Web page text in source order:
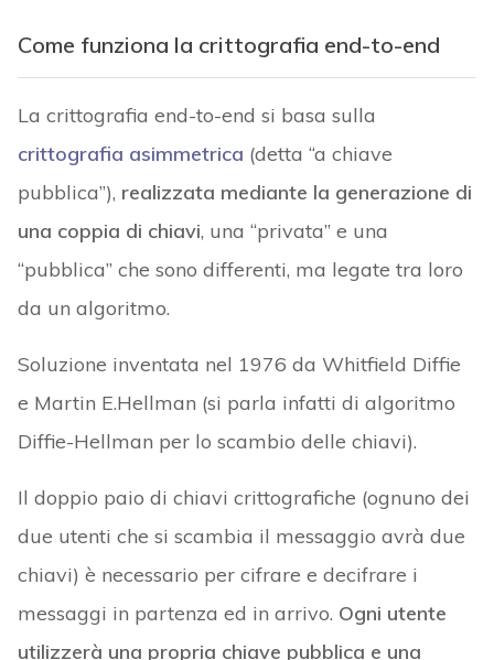
Come funziona la crittografia end-to-end
La crittografia end-to-end si basa sulla
crittografia asimmetrica (detta “a chiave
pubblica”), realizzata mediante la generazione di
una coppia di chiavi, una “privata” e una
“pubblica” che sono differenti, ma legate tra loro
da un algoritmo.
Soluzione inventata nel 1976 da Whitfield Diffie
e Martin E.Hellman (si parla infatti di algoritmo
Diffie-Hellman per lo scambio delle chiavi).
Il doppio paio di chiavi crittografiche (ognuno dei
due utenti che si scambia il messaggio avrà due
chiavi) è necessario per cifrare e decifrare i
messaggi in partenza ed in arrivo. Ogni utente
utilizzerà una propria chiave pubblica e una